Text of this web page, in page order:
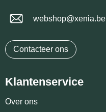
webshop@xenia.be
Contacteer ons
Klantenservice
Over ons